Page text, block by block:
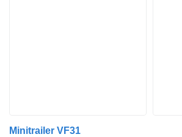
Minitrailer VF31